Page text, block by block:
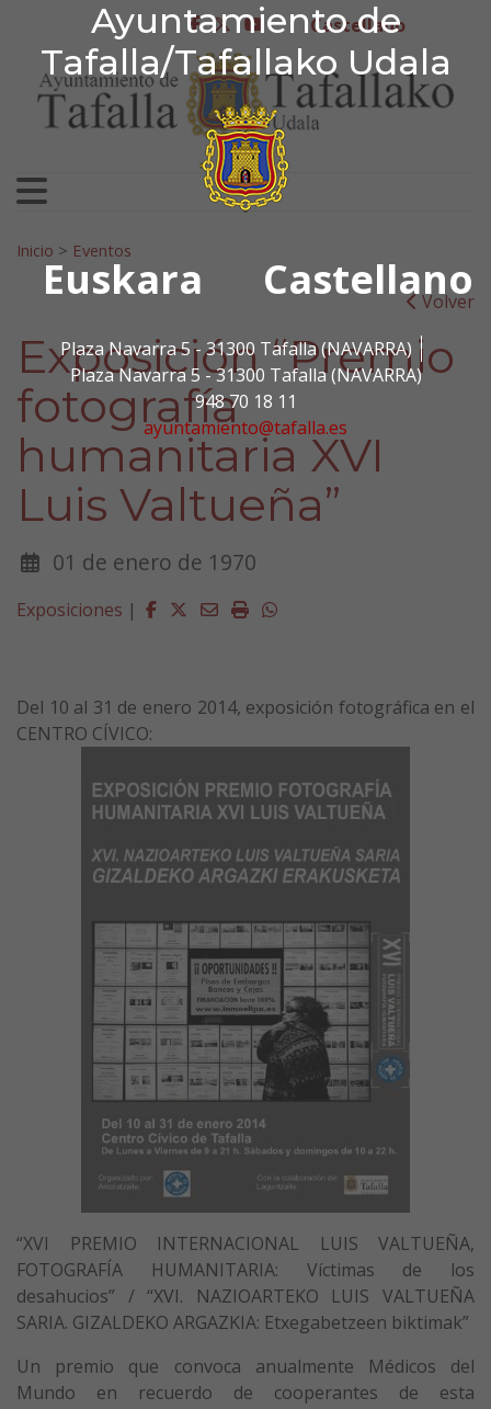
Ayuntamiento de
Tafalla/Tafallako Udala
Euskara Castellano
Plaza Navarra 5 - 31300 Tafalla (NAVARRA)
Plaza Navarra 5 - 31300 Tafalla (NAVARRA)
948 70 18 11
ayuntamiento@tafalla.es
Ir al contenido
Ayuntamiento de
facebook
twitter
youtubeCastellano
Search for:
Inicio > Eventos
Volver
Exposición “Premio
fotografía
humanitaria XVI
Luis Valtueña”
01 de enero de 1970
Exposiciones | Facebook
Twitter
EmailImprimirWhatsapp
Del 10 al 31 de enero 2014, exposición fotográfica en el
CENTRO CÍVICO:
“XVI PREMIO INTERNACIONAL LUIS VALTUEÑA,
FOTOGRAFÍA HUMANITARIA: Víctimas de los
desahucios” / “XVI. NAZIOARTEKO LUIS VALTUEÑA
SARIA. GIZALDEKO ARGAZKIA: Etxegabetzeen biktimak”
Un premio que convoca anualmente Médicos del
Mundo en recuerdo de cooperantes de esta